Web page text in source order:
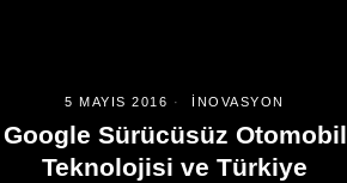
5 MAYIS 2016 İNOVASYON
Google Sürücüsüz Otomobil
Teknolojisi ve Türkiye